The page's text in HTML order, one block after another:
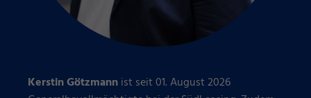
Kerstin Götzmannist seit 01. August 2026